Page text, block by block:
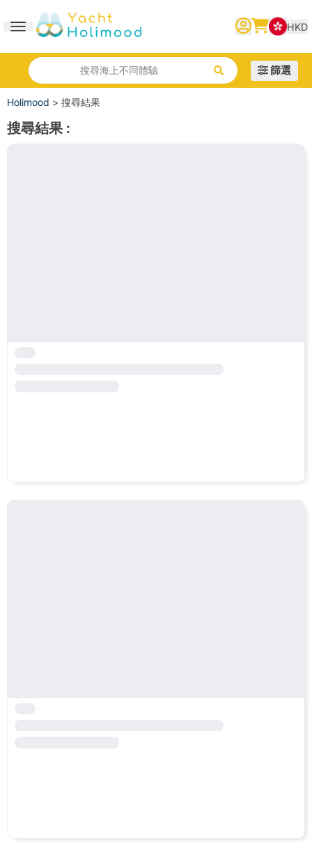
Toggle navigation
繁體中文 English 简体中文
HKD
搜尋海上不同體驗 篩選
Holimood > 搜尋結果
搜尋結果 :